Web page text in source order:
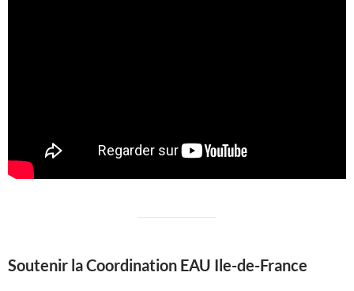
Soutenir la Coordination EAU Ile-de-France